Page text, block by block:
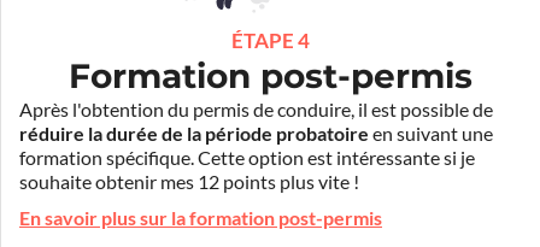
ÉTAPE 4
Formation post-permis
Après l'obtention du permis de conduire, il est possible de
réduire la durée de la période probatoire en suivant une
formation spécifique. Cette option est intéressante si je
souhaite obtenir mes 12 points plus vite !
En savoir plus sur la formation post-permis